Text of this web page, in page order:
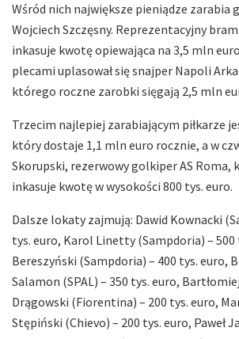
Wśród nich największe pieniądze zarabia
Wojciech Szczęsny. Reprezentacyjny
inkasuje kwotę opiewająca na 3,5 mln
plecami uplasował się snajper Napoli
którego roczne zarobki sięgają 2,5 mln
Trzecim najlepiej zarabiającym piłkarze
który dostaje 1,1 mln euro rocznie, a w
Skorupski, rezerwowy golkiper AS Roma,
inkasuje kwotę w wysokości 800 tys. euro.
Dalsze lokaty zajmują: Dawid Kownacki
tys. euro, Karol Linetty (Sampdoria) –
Bereszyński (Sampdoria) – 400 tys. euro,
Salamon (SPAL) – 350 tys. euro, Bartłomiej
Drągowski (Fiorentina) – 200 tys. euro,
Stępiński (Chievo) – 200 tys. euro, Paweł